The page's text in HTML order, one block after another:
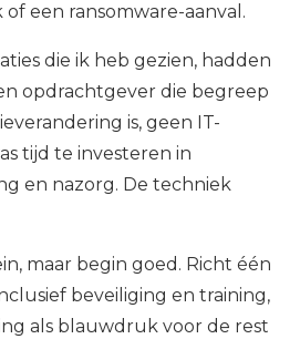
een ransomware-aanval.
die ik heb gezien, hadden
opdrachtgever die begreep
is, geen IT-
tijd te investeren in
en nazorg. De techniek
maar begin goed. Richt één
beveiliging en training,
als blauwdruk voor de rest